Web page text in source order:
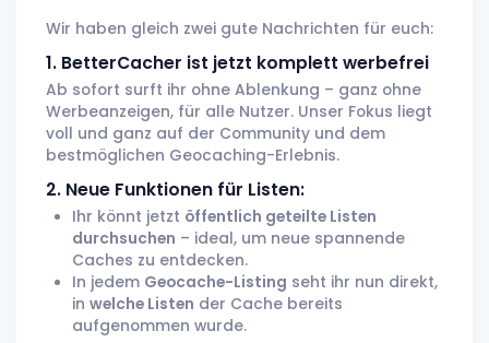
Wir haben gleich zwei gute Nachrichten für euch:
1. BetterCacher ist jetzt komplett werbefrei
Ab sofort surft ihr ohne Ablenkung – ganz ohne
Werbeanzeigen, für alle Nutzer. Unser Fokus liegt
voll und ganz auf der Community und dem
bestmöglichen Geocaching-Erlebnis.
2. Neue Funktionen für Listen:
Ihr könnt jetzt öffentlich geteilte Listen
durchsuchen – ideal, um neue spannende
Caches zu entdecken.
In jedem Geocache-Listing seht ihr nun direkt,
in welche Listen der Cache bereits
aufgenommen wurde.